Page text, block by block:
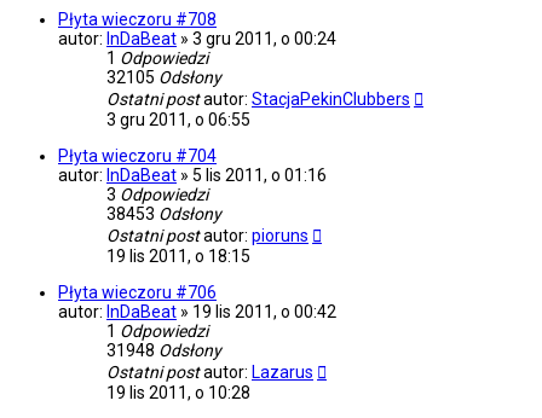
Płyta wieczoru #708
autor: InDaBeat » 3 gru 2011, o 00:24
1 Odpowiedzi
32105 Odsłony
Ostatni postautor: StacjaPekinClubbers
3 gru 2011, o 06:55
Płyta wieczoru #704
autor: InDaBeat » 5 lis 2011, o 01:16
3 Odpowiedzi
38453 Odsłony
Ostatni postautor: pioruns
19 lis 2011, o 18:15
Płyta wieczoru #706
autor: InDaBeat » 19 lis 2011, o 00:42
1 Odpowiedzi
31948 Odsłony
Ostatni postautor: Lazarus
19 lis 2011, o 10:28